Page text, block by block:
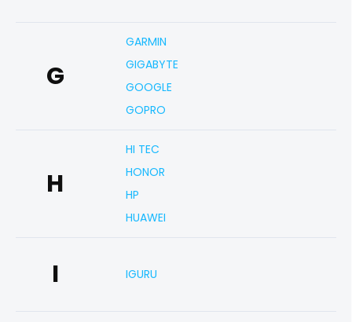
G
GARMIN
GIGABYTE
GOOGLE
GOPRO
H
HI TEC
HONOR
HP
HUAWEI
I IGURU